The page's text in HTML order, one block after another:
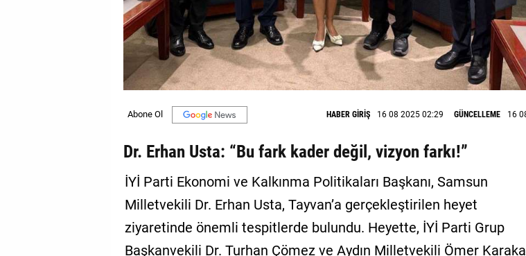
HABER GİRİŞ 16 08 2025 02:29 GÜNCELLEME 16
Dr. Erhan Usta: “Bu fark kader değil, vizyon farkı!”
İYİ Parti Ekonomi ve Kalkınma Politikaları Başkanı, Samsun
Milletvekili Dr. Erhan Usta, Tayvan’a gerçekleştirilen heyet
ziyaretinde önemli tespitlerde bulundu. Heyette, İYİ Parti Grup
Başkanvekili Dr. Turhan Çömez ve Aydın Milletvekili Ömer